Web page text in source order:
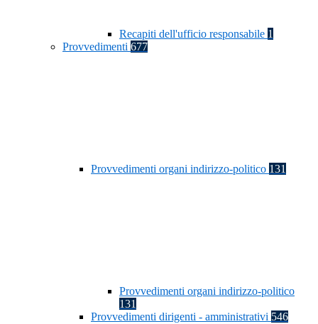
Recapiti dell'ufficio responsabile 1
Provvedimenti 677
Provvedimenti organi indirizzo-politico 131
Provvedimenti organi indirizzo-politico
131
Provvedimenti dirigenti - amministrativi 546